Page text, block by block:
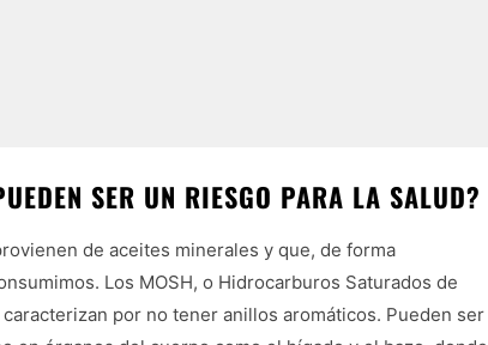
SER UN RIESGO PARA LA SALUD?
de aceites minerales y que, de forma
Los MOSH, o Hidrocarburos Saturados de
por no tener anillos aromáticos. Pueden ser